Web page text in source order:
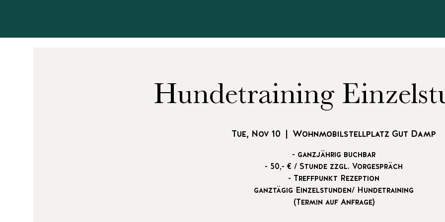
Hundetraining
Tue, Nov 10
  |
Wohnmobilstellplatz Gut Damp
- ganzjährig buchbar
- 50,- € / Stunde zzgl. Vorgespräch
- Treffpunkt Rezeption
ganztägig Einzelstunden/ Hundetraining
(Termin auf Anfrage)